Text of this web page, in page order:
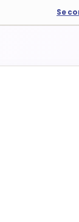
Se